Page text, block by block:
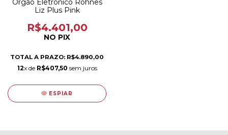
Orgão Eletrônico Rohnes
Liz Plus Pink
R$4.401,00
NO PIX
TOTAL A PRAZO: R$4.890,00
12x de R$407,50 sem juros
ESPIAR